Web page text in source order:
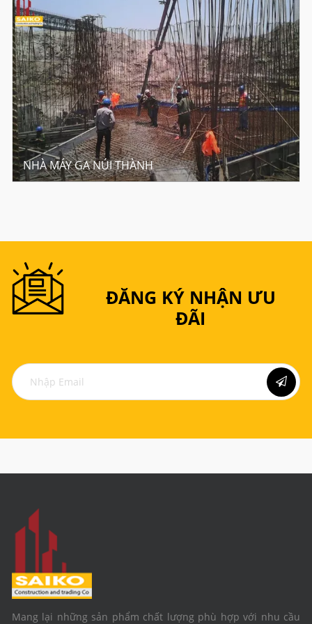
NHÀ MÁY GA NÚI THÀNH
ĐĂNG KÝ NHẬN ƯU
ĐÃI
Mang lại những sản phẩm chất lượng phù hợp với nhu cầu